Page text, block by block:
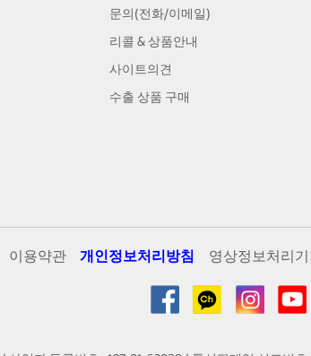
문의(전화/이메일)
리콜 & 상품안내
사이트의견
수출 상품 구매
이용약관 개인정보처리방침 영상정보처리